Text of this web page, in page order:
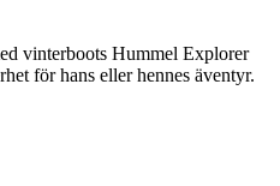
vinterboots Hummel Explorer
för hans eller hennes äventyr.